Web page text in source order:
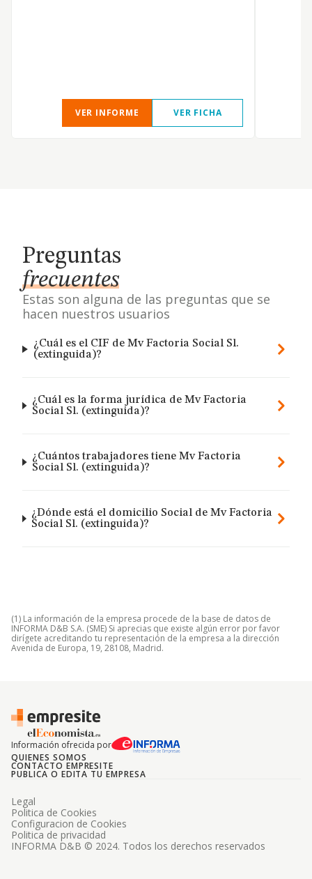
VER INFORME VER FICHA
Preguntas
frecuentes
Estas son alguna de las preguntas que se
hacen nuestros usuarios
¿Cuál es el CIF de Mv Factoria Social Sl.
(extinguida)?
¿Cuál es la forma jurídica de Mv Factoria
Social Sl. (extinguida)?
¿Cuántos trabajadores tiene Mv Factoria
Social Sl. (extinguida)?
¿Dónde está el domicilio Social de Mv Factoria
Social Sl. (extinguida)?
(1) La información de la empresa procede de la base de datos de
INFORMA D&B S.A. (SME) Si aprecias que existe algún error por favor
dirígete acreditando tu representación de la empresa a la dirección
Avenida de Europa, 19, 28108, Madrid.
Información ofrecida por
QUIENES SOMOS
CONTACTO EMPRESITE
PUBLICA O EDITA TU EMPRESA
INFORMA D&B © 2024. Todos los derechos reservados
Legal
Politica de Cookies
Configuracion de Cookies
Politica de privacidad